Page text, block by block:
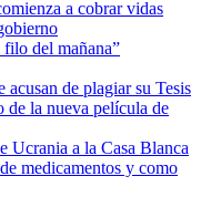
a cobrar vidas
del mañana”
de plagiar su Tesis
de la nueva película de
Ucrania a la Casa Blanca
medicamentos y como